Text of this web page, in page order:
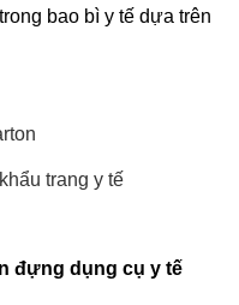
bao bì y tế dựa trên
trang y tế
đựng dụng cụ y tế